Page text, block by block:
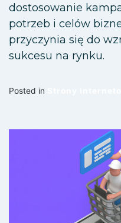
dostosowanie
potrzeb i celów
przyczynia się do
sukcesu na rynku.
Posted in